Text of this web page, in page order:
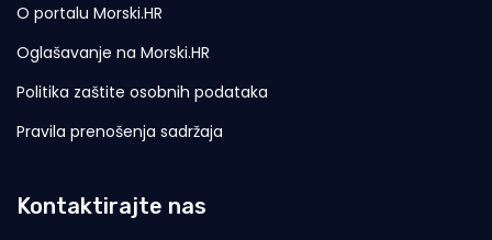
O portalu Morski.HR
Oglašavanje na Morski.HR
Politika zaštite osobnih podataka
Pravila prenošenja sadržaja
Kontaktirajte nas